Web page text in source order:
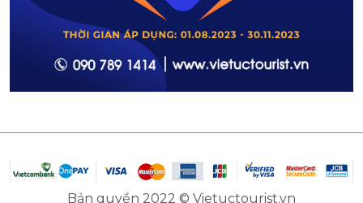
Bản quyền 2022 © Vietuctourist.vn